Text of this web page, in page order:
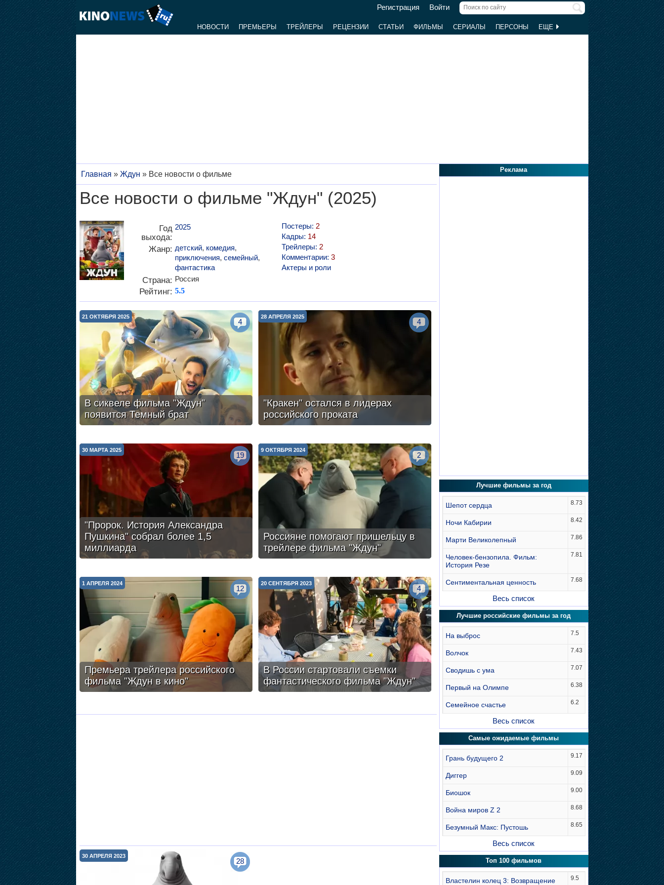
Регистрация Войти
НОВОСТИ ПРЕМЬЕРЫ ТРЕЙЛЕРЫ РЕЦЕНЗИИ СТАТЬИ ФИЛЬМЫ СЕРИАЛЫ ПЕРСОНЫ ЕЩЕ
Главная » Ждун » Все новости о фильме
Все новости о фильме "Ждун" (2025)
Год
выхода:
2025
Жанр: детский, комедия,
приключения, семейный,
фантастика
Страна: Россия
Рейтинг: 5.5
Постеры: 2
Кадры: 14
Трейлеры: 2
Комментарии: 3
Актеры и роли
В сиквеле фильма "Ждун"
появится Темный брат
21 ОКТЯБРЯ 2025
4
"Кракен" остался в лидерах
российского проката
28 АПРЕЛЯ 2025
4
"Пророк. История Александра
Пушкина" собрал более 1,5
миллиарда
30 МАРТА 2025
19
Россияне помогают пришельцу в
трейлере фильма "Ждун"
9 ОКТЯБРЯ 2024
2
Премьера трейлера российского
фильма "Ждун в кино"
1 АПРЕЛЯ 2024
12
В России стартовали съемки
фантастического фильма "Ждун"
20 СЕНТЯБРЯ 2023
4
30 АПРЕЛЯ 2023
28
Реклама
Лучшие фильмы за год
Шепот сердца 8.73
Ночи Кабирии 8.42
Марти Великолепный 7.86
Человек-бензопила. Фильм:
История Резе
7.81
Сентиментальная ценность 7.68
Весь список
Лучшие российские фильмы за год
На выброс 7.5
Волчок 7.43
Сводишь с ума 7.07
Первый на Олимпе 6.38
Семейное счастье 6.2
Весь список
Самые ожидаемые фильмы
Грань будущего 2 9.17
Диггер 9.09
Биошок 9.00
Война миров Z 2 8.68
Безумный Макс: Пустошь 8.65
Весь список
Топ 100 фильмов
Властелин колец 3: Возвращение
9.5